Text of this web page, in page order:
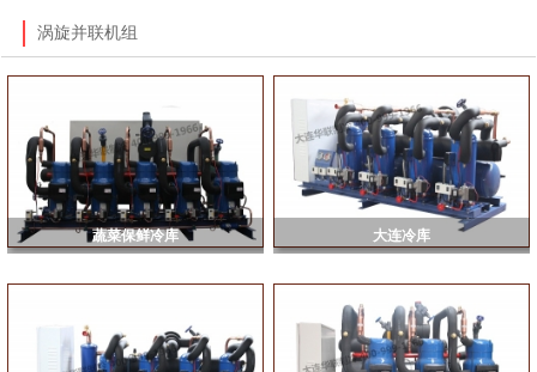
涡旋并联机组
蔬菜保鲜冷库 大连冷库